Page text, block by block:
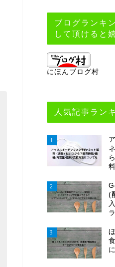
ブログランキ
して頂けると
にほんブログ村
人気記事ラン
1
2
(
3